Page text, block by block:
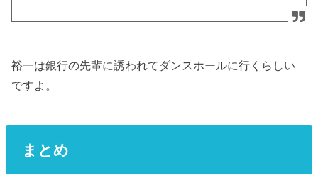
裕一は銀行の先輩に誘われてダンスホールに行くらしい
ですよ。
まとめ